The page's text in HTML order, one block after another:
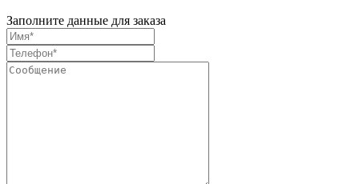
Заполните данные для заказа